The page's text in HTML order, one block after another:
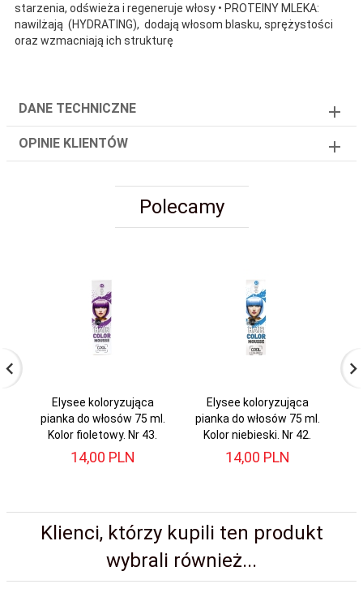
starzenia, odświeża i regeneruje włosy • PROTEINY MLEKA:
nawilżają (HYDRATING), dodają włosom blasku, sprężystości
oraz wzmacniają ich strukturę
DANE TECHNICZNE
OPINIE KLIENTÓW
Polecamy
Elysee koloryzująca
pianka do włosów 75 ml.
Kolor fioletowy. Nr 43.
14,00 PLN
Elysee koloryzująca
pianka do włosów 75 ml.
Kolor niebieski. Nr 42.
14,00 PLN
Klienci, którzy kupili ten produkt
wybrali również...